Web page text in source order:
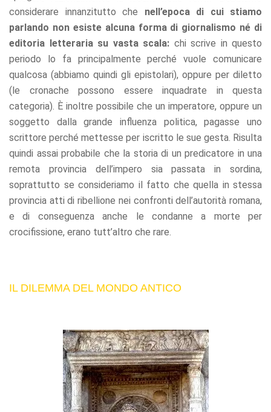
considerare innanzitutto che nell’epoca di cui stiamo
parlando non esiste alcuna forma di giornalismo né di
editoria letteraria su vasta scala: chi scrive in questo
periodo lo fa principalmente perché vuole comunicare
qualcosa (abbiamo quindi gli epistolari), oppure per diletto
(le cronache possono essere inquadrate in questa
categoria). È inoltre possibile che un imperatore, oppure un
soggetto dalla grande influenza politica, pagasse uno
scrittore perché mettesse per iscritto le sue gesta. Risulta
quindi assai probabile che la storia di un predicatore in una
remota provincia dell’impero sia passata in sordina,
soprattutto se consideriamo il fatto che quella in stessa
provincia atti di ribellione nei confronti dell’autorità romana,
e di conseguenza anche le condanne a morte per
crocifissione, erano tutt’altro che rare.
IL DILEMMA DEL MONDO ANTICO